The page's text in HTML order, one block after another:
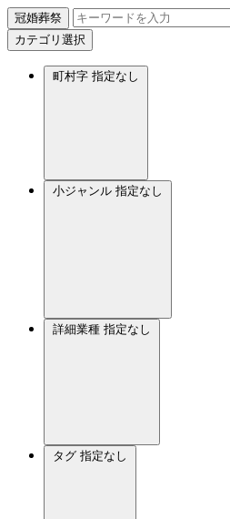
冠婚葬祭
カテゴリ選択
町村字 指定なし
小ジャンル 指定なし
詳細業種 指定なし
タグ 指定なし